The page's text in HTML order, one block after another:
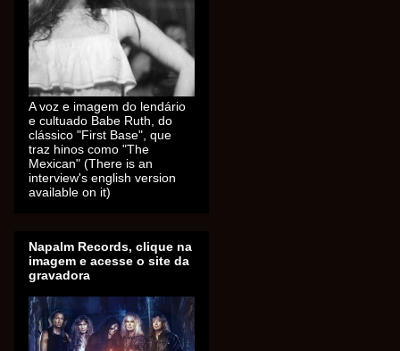
A voz e imagem do lendário
e cultuado Babe Ruth, do
clássico "First Base", que
traz hinos como "The
Mexican" (There is an
interview's english version
available on it)
Napalm Records, clique na
imagem e acesse o site da
gravadora